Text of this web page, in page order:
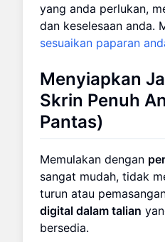
yang anda perlukan,
dan keselesaan anda.
sesuaikan paparan
Menyiapkan
Skrin Penuh
Pantas)
Memulakan dengan
sangat mudah, tidak
turun atau
digital dalam talian
bersedia.